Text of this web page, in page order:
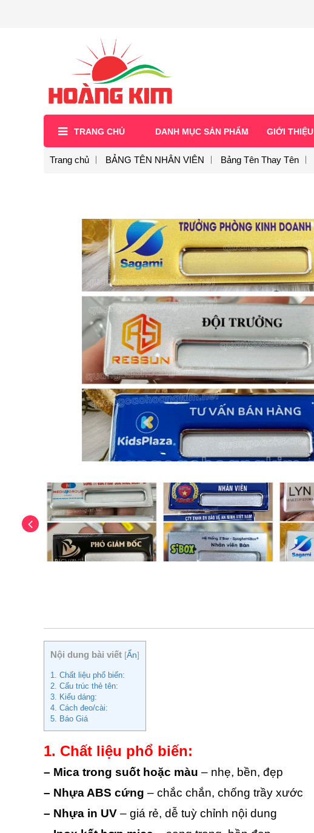
TRANG CHỦ DANH MỤC SẢN PHẨM GIỚI THIỆU
Trang chủ BẢNG TÊN NHÂN VIÊN Bảng Tên Thay Tên
Nội dung bài viết [Ẩn]
1. Chất liệu phổ biến:
2. Cấu trúc thẻ tên:
3. Kiểu dáng:
4. Cách đeo/cài:
5. Báo Giá
1. Chất liệu phổ biến:
– Mica trong suốt hoặc màu – nhẹ, bền, đẹp
– Nhựa ABS cứng – chắc chắn, chống trầy xước
– Nhựa in UV – giá rẻ, dễ tuỳ chỉnh nội dung